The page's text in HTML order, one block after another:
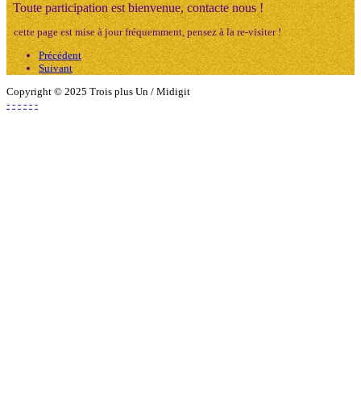
Toute participation est bienvenue, contacte nous !
cette page est mise à jour fréquemment, pensez à la re-visiter !
Précédent
Suivant
Copyright © 2025 Trois plus Un / Midigit
- - - - - -